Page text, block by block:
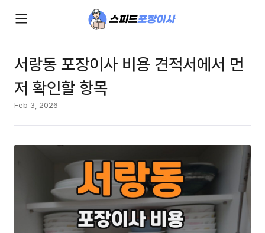
서랑동 포장이사 비용 견적서에서 먼
저 확인할 항목
Feb 3, 2026